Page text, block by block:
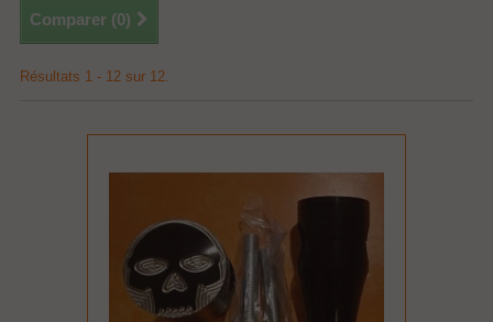
Comparer (0)
Résultats 1 - 12 sur 12.